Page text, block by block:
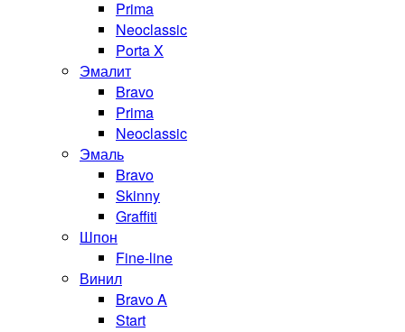
Prima
Neoclassic
Porta X
Эмалит
Bravo
Prima
Neoclassic
Эмаль
Bravo
Skinny
Graffiti
Шпон
Fine-line
Винил
Bravo A
Start